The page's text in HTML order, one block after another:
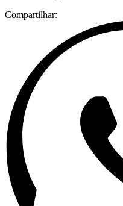
Compartilhar: